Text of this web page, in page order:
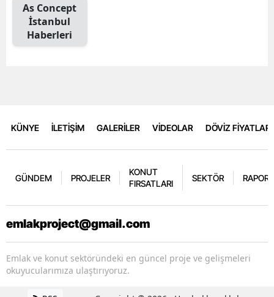
As Concept
İstanbul
Haberleri
KÜNYE İLETİŞİM GALERİLER VİDEOLAR DÖVİZ FİYATLARI
GÜNDEM PROJELER
KONUT
FIRSATLARI
SEKTÖR
emlakproject@gmail.com
Emlak ve konut sektöründeki en güncel proje ve gelişmeleri
okuyucularımıza ulaştırıyoruz.